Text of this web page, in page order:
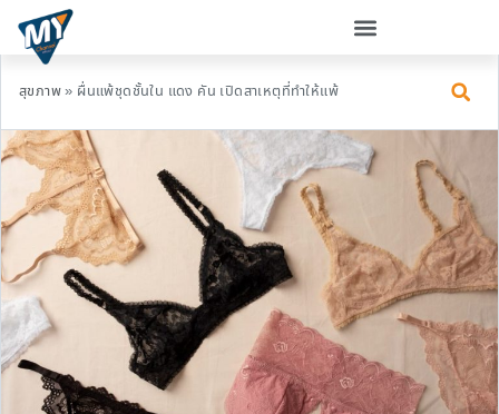
สุขภาพ» ผื่นแพ้ชุดชั้นใน แดง คัน เปิดสาเหตุที่ทำให้แพ้